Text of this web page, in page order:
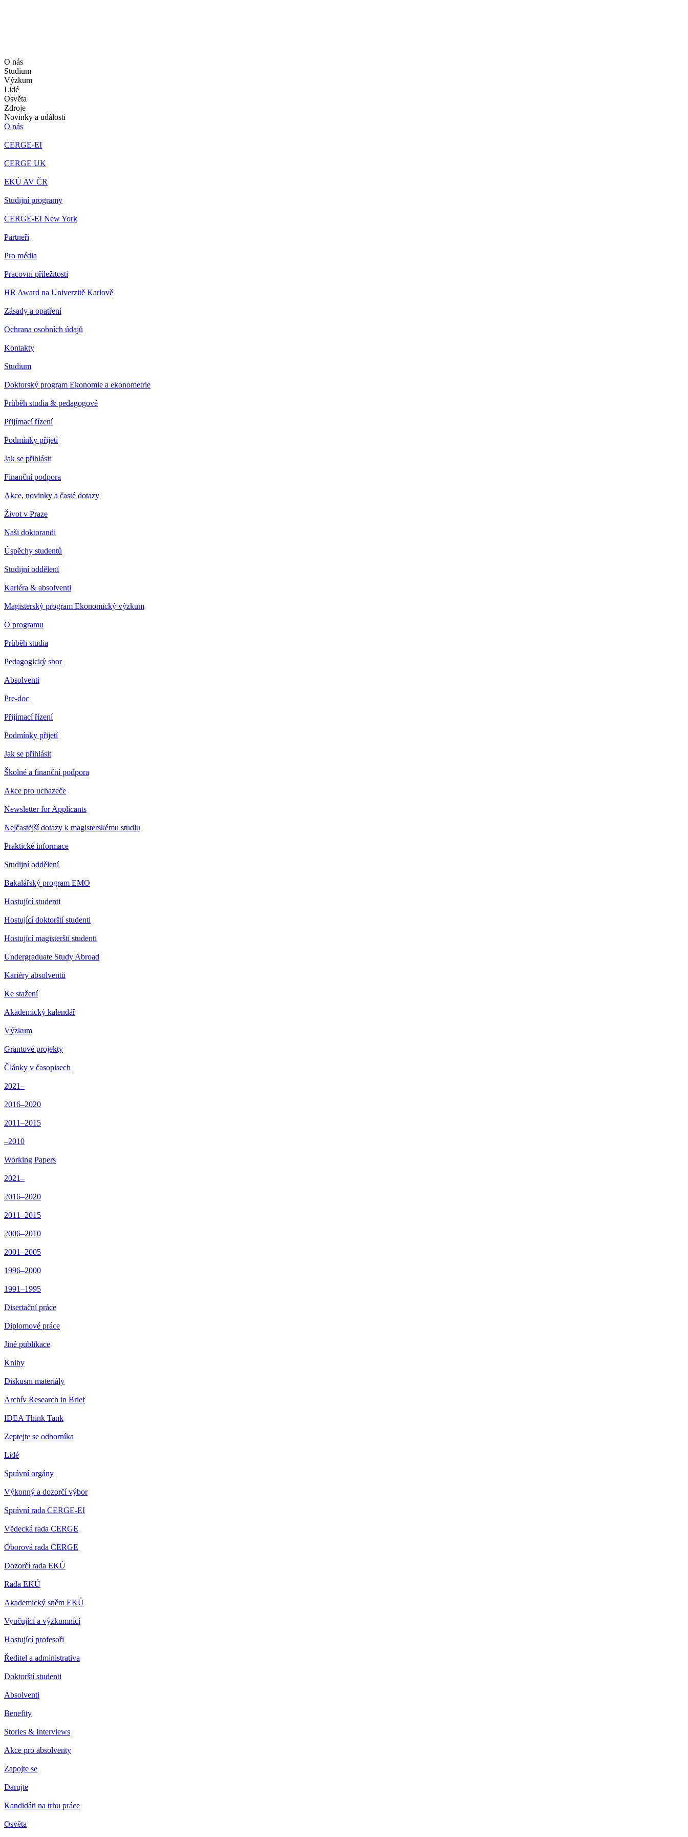
O nás
Studium
Výzkum
Lidé
Osvěta
Zdroje
Novinky a události
O nás
CERGE-EI
CERGE UK
EKÚ AV ČR
Studijní programy
CERGE-EI New York
Partneři
Pro média
Pracovní příležitosti
HR Award na Univerzitě Karlově
Zásady a opatření
Ochrana osobních údajů
Kontakty
Studium
Doktorský program Ekonomie a ekonometrie
Průběh studia & pedagogové
Přijímací řízení
Podmínky přijetí
Jak se přihlásit
Finanční podpora
Akce, novinky a časté dotazy
Život v Praze
Naši doktorandi
Úspěchy studentů
Studijní oddělení
Kariéra & absolventi
Magisterský program Ekonomický výzkum
O programu
Průběh studia
Pedagogický sbor
Absolventi
Pre-doc
Přijímací řízení
Podmínky přijetí
Jak se přihlásit
Školné a finanční podpora
Akce pro uchazeče
Newsletter for Applicants
Nejčastější dotazy k magisterskému studiu
Praktické informace
Studijní oddělení
Bakalářský program EMO
Hostující studenti
Hostující doktorští studenti
Hostující magisterští studenti
Undergraduate Study Abroad
Kariéry absolventů
Ke stažení
Akademický kalendář
Výzkum
Grantové projekty
Články v časopisech
2021–
2016–2020
2011–2015
–2010
Working Papers
2021–
2016–2020
2011–2015
2006–2010
2001–2005
1996–2000
1991–1995
Disertační práce
Diplomové práce
Jiné publikace
Knihy
Diskusní materiály
Archív Research in Brief
IDEA Think Tank
Zeptejte se odborníka
Lidé
Správní orgány
Výkonný a dozorčí výbor
Správní rada CERGE-EI
Vědecká rada CERGE
Oborová rada CERGE
Dozorčí rada EKÚ
Rada EKÚ
Akademický sněm EKÚ
Vyučující a výzkumnící
Hostující profesoři
Ředitel a administrativa
Doktorští studenti
Absolventi
Benefity
Stories & Interviews
Akce pro absolventy
Zapojte se
Darujte
Kandidáti na trhu práce
Osvěta